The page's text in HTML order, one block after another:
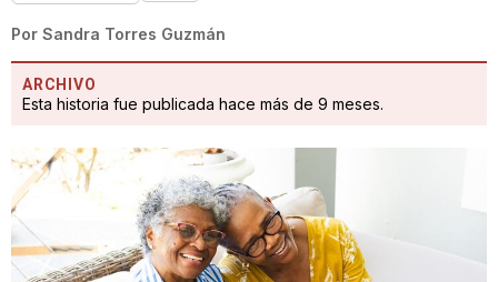
Por Sandra Torres Guzmán
ARCHIVO
Esta historia fue publicada hace más de 9 meses.